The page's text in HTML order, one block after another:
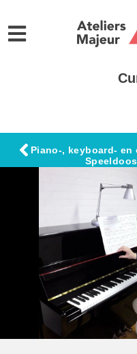
Piano-, keyboard-